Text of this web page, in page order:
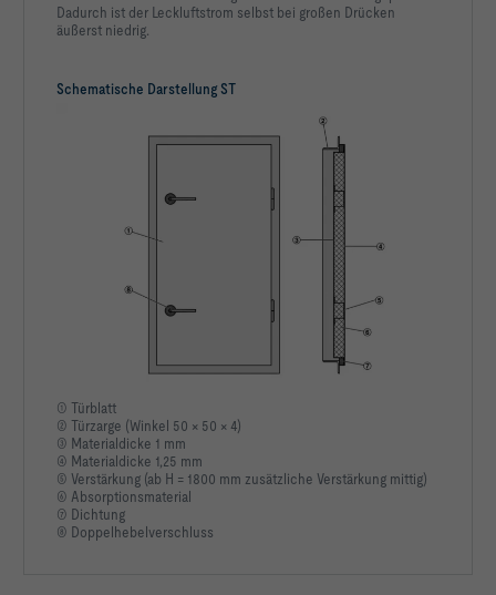
Schematische Darstellung ST
① Türblatt
② Türzarge (Winkel 50 × 50 × 4)
③ Materialdicke 1 mm
④ Materialdicke 1,25 mm
⑤ Verstärkung (ab H = 1800 mm zusätzliche Verstärkung mittig)
⑥ Absorptionsmaterial
⑦ Dichtung
⑧ Doppelhebelverschluss
Dadurch ist der Leckluftstrom selbst bei großen Drücken
äußerst niedrig.